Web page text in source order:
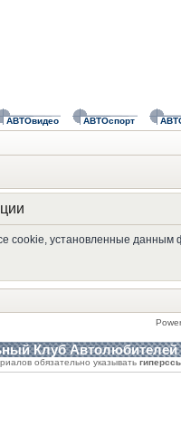
АВТОвидео АВТОспорт
cookie, установленные
Клуб Автолюбителей
обязательно указывать